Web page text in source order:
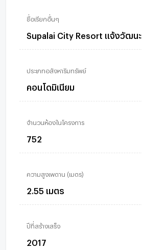
ชื่อเรียกอื่นๆ
Supalai City Resort แจ้งวัฒนะ
ประเภทอสังหาริมทรัพย์
คอนโดมิเนียม
จำนวนห้องในโครงการ
752
ความสูงเพดาน (เมตร)
2.55 เมตร
ปีที่สร้างเสร็จ
2017